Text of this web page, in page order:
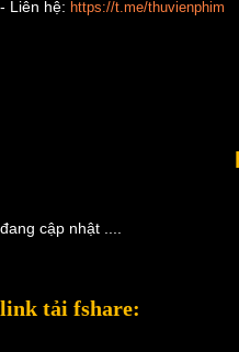
- Liên hệ: https://t.me/thuvienphim
đang cập nhật ....
link tải fshare: